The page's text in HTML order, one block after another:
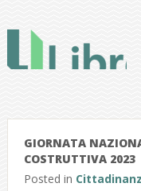
GIORNATA
COSTRUTTIVA 2023
Posted in